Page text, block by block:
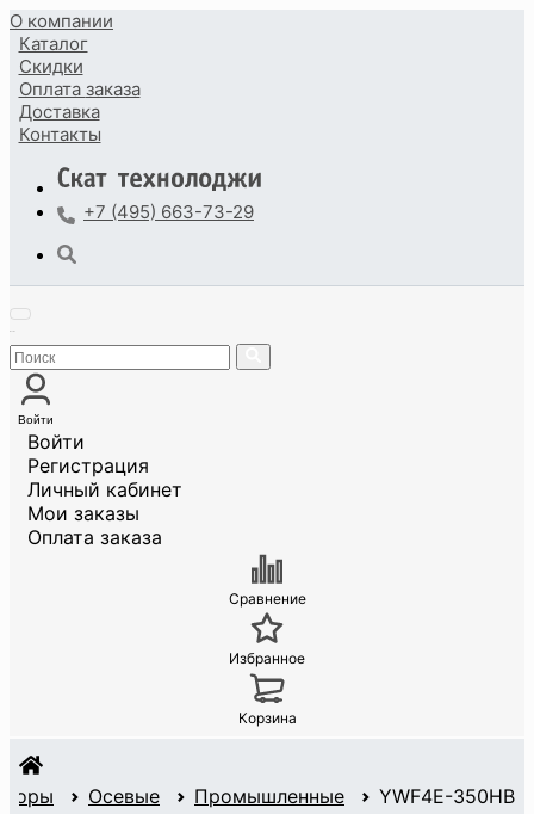
О компании
Каталог
Скидки
Оплата заказа
Доставка
Контакты
+7 (495) 663-73-29
Войти
Войти
Регистрация
Личный кабинет
Мои заказы
Оплата заказа
Сравнение
Избранное
Корзина
Осевые Промышленные YWF4E-350HB